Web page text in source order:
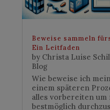
Beweise sammeln
Ein Leitfaden
by Christa Luise
Blog
Wie beweise ich
einem späteren
alles vorbereiten um
bestmöglich